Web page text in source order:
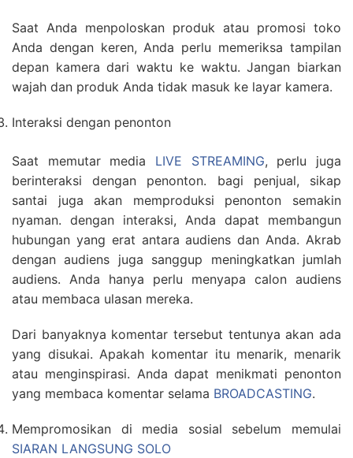
Saat Anda menpoloskan produk atau promosi toko
Anda dengan keren, Anda perlu memeriksa tampilan
depan kamera dari waktu ke waktu. Jangan biarkan
wajah dan produk Anda tidak masuk ke layar kamera.
Interaksi dengan penonton
Saat memutar media LIVE STREAMING, perlu juga
berinteraksi dengan penonton. bagi penjual, sikap
santai juga akan memproduksi penonton semakin
nyaman. dengan interaksi, Anda dapat membangun
hubungan yang erat antara audiens dan Anda. Akrab
dengan audiens juga sanggup meningkatkan jumlah
audiens. Anda hanya perlu menyapa calon audiens
atau membaca ulasan mereka.
Dari banyaknya komentar tersebut tentunya akan ada
yang disukai. Apakah komentar itu menarik, menarik
atau menginspirasi. Anda dapat menikmati penonton
yang membaca komentar selama BROADCASTING.
Mempromosikan di media sosial sebelum memulai
SIARAN LANGSUNG SOLO